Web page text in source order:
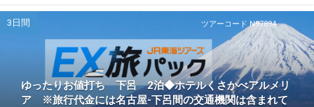
ツアーコード N97894
3日間
ゆったりお値打ち 下呂 2泊◆ホテルくさかべアルメリ
ア ※旅行代金には名古屋-下呂間の交通機関は含まれて